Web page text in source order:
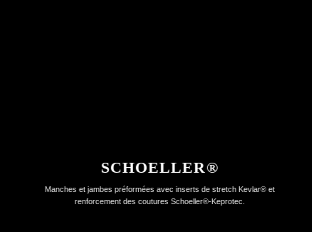
SCHOELLER®
Manches et jambes préformées avec inserts de stretch Kevlar® et
renforcement des coutures Schoeller®-Keprotec.